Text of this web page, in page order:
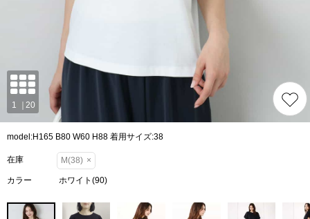
model:H165 B80 W60 H88 着用サイズ:38
在庫 M(38) ×
カラー ホワイト(90)